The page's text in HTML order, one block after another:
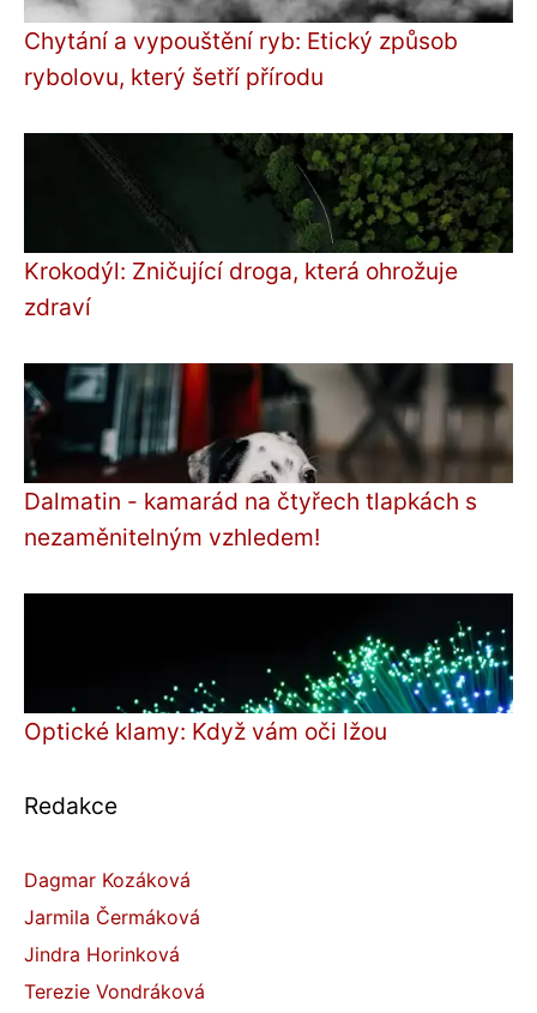
Chytání a vypouštění ryb: Etický způsob
rybolovu, který šetří přírodu
Krokodýl: Zničující droga, která ohrožuje
zdraví
Dalmatin - kamarád na čtyřech tlapkách s
nezaměnitelným vzhledem!
Optické klamy: Když vám oči lžou
Redakce
Dagmar Kozáková
Jarmila Čermáková
Jindra Horinková
Terezie Vondráková